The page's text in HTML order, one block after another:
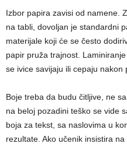
Izbor papira zavisi od namene.
na tabli, dovoljan je standardni
materijale koji će se često
papir pruža trajnost.
se ivice savijaju ili cepaju nakon
Boje treba da budu čitljive, ne
na beloj pozadini teško se vide
boja za tekst, sa naslovima u
rezultate. Ako učenik insistira